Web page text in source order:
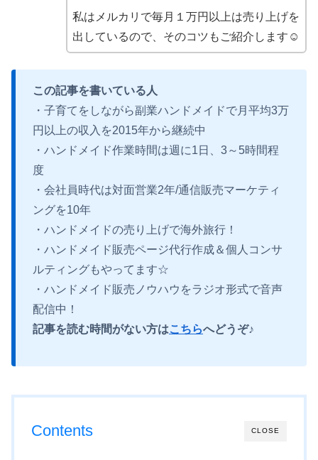
私はメルカリで毎月１万円以上は売り上げを
出しているので、そのコツもご紹介します☺
この記事を書いている人
・子育てをしながら副業ハンドメイドで月平均3万
円以上の収入を2015年から継続中
・ハンドメイド作業時間は週に1日、3～5時間程
度
・会社員時代は対面営業2年/通信販売マーケティ
ングを10年
・ハンドメイドの売り上げで海外旅行！
・ハンドメイド販売ページ代行作成＆個人コンサ
ルティングもやってます☆
・ハンドメイド販売ノウハウをラジオ形式で音声
配信中！
記事を読む時間がない方はこちらへどうぞ♪
CLOSE
Contents